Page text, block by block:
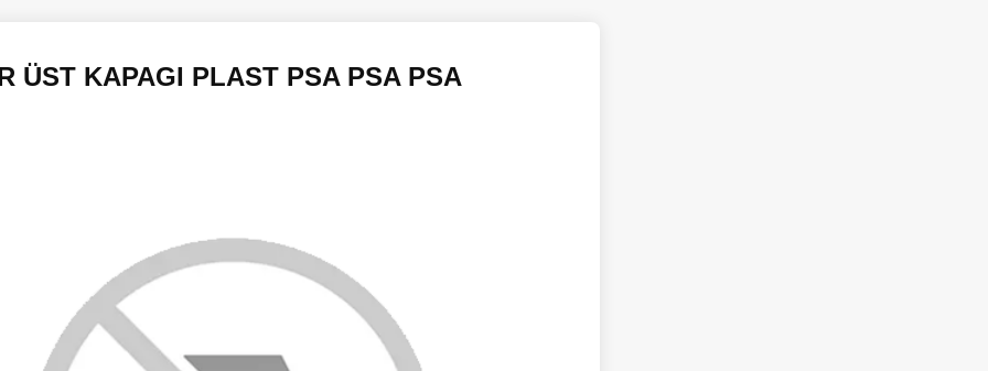
ÜST KAPAGI PLAST PSA PSA PSA